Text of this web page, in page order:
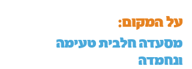
על המקום:
מסעדה חלבית טעימה
ונחמדה